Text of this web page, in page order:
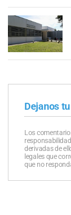
Dejanos
Los
derivadas de
legales que
que no